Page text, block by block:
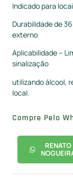
Indicado para
Durabilidade de
externo
Aplicabilidade –
sinalização
utilizando álcool,
local.
Compre Pelo
RENATO